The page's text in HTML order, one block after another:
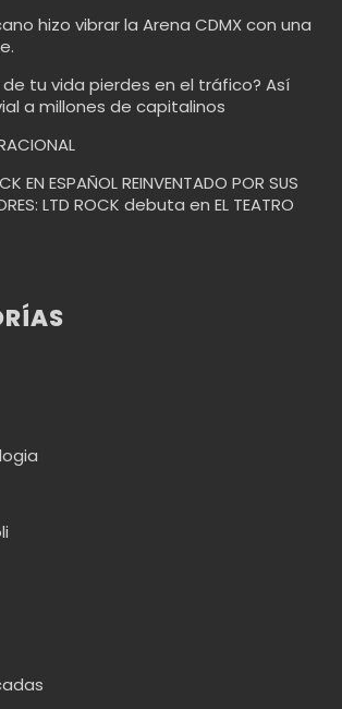
hizo vibrar la Arena CDMX con una
tu vida pierdes en el tráfico? Así
a millones de capitalinos
EN ESPAÑOL REINVENTADO POR SUS
LTD ROCK debuta en EL TEATRO